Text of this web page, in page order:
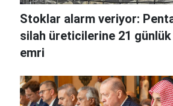
Stoklar alarm veriyor:
silah üreticilerine 21
emri